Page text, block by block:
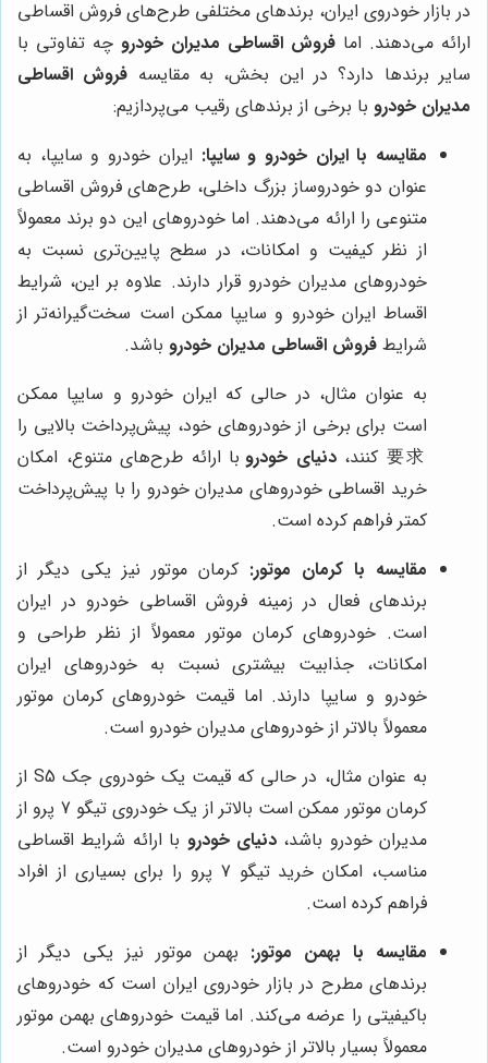
در بازار خودروی ایران، برندهای مختلفی طرح‌های فروش اقساطی
ارائه می‌دهند. اما فروش اقساطی مدیران خودرو چه تفاوتی با
سایر برندها دارد؟ در این بخش، به مقایسه فروش اقساطی
مدیران خودرو با برخی از برندهای رقیب می‌پردازیم:
مقایسه با ایران خودرو و سایپا: ایران خودرو و سایپا، به
عنوان دو خودروساز بزرگ داخلی، طرح‌های فروش اقساطی
متنوعی را ارائه می‌دهند. اما خودروهای این دو برند معمولاً
از نظر کیفیت و امکانات، در سطح پایین‌تری نسبت به
خودروهای مدیران خودرو قرار دارند. علاوه بر این، شرایط
اقساط ایران خودرو و سایپا ممکن است سخت‌گیرانه‌تر از
شرایط فروش اقساطی مدیران خودرو باشد.
به عنوان مثال، در حالی که ایران خودرو و سایپا ممکن
است برای برخی از خودروهای خود، پیش‌پرداخت بالایی را
要求 کنند،
دنیای خودروبا ارائه طرح‌های متنوع، امکان
خرید اقساطی خودروهای مدیران خودرو را با پیش‌پرداخت
کمتر فراهم کرده است.
مقایسه با کرمان موتور: کرمان موتور نیز یکی دیگر از
برندهای فعال در زمینه فروش اقساطی خودرو در ایران
است. خودروهای کرمان موتور معمولاً از نظر طراحی و
امکانات، جذابیت بیشتری نسبت به خودروهای ایران
خودرو و سایپا دارند. اما قیمت خودروهای کرمان موتور
معمولاً بالاتر از خودروهای مدیران خودرو است.
به عنوان مثال، در حالی که قیمت یک خودروی جک S5 از
کرمان موتور ممکن است بالاتر از یک خودروی تیگو 7 پرو از
مدیران خودرو باشد،دنیای خودرو با ارائه شرایط اقساطی
مناسب، امکان خرید تیگو 7 پرو را برای بسیاری از افراد
فراهم کرده است.
مقایسه با بهمن موتور: بهمن موتور نیز یکی دیگر از
برندهای مطرح در بازار خودروی ایران است که خودروهای
باکیفیتی را عرضه می‌کند. اما قیمت خودروهای بهمن موتور
معمولاً بسیار بالاتر از خودروهای مدیران خودرو است.